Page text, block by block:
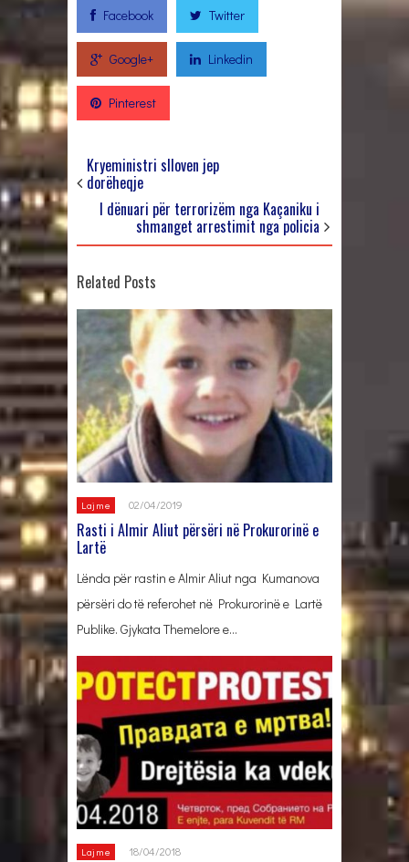
Facebook Twitter
Google+ Linkedin
Pinterest
Kryeministri slloven jep
dorëheqje
I dënuari për terrorizëm nga Kaçaniku i
shmanget arrestimit nga policia
Related Posts
Lajme 02/04/2019
Rasti i Almir Aliut përsëri në Prokurorinë e
Lartë
Lënda për rastin e Almir Aliut nga Kumanova
përsëri do të referohet në Prokurorinë e Lartë
Publike. Gjykata Themelore e…
Lajme 18/04/2018